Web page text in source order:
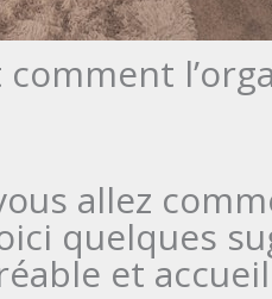
allez
quelques
et